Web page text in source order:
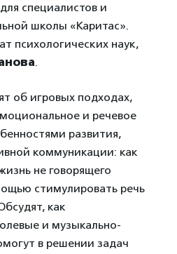
специалистов и
школы «Каритас».
психологических наук,
.
об игровых подходах,
и речевое
развития,
коммуникации: как
не говорящего
стимулировать речь
как
и музыкально-
в решении задач